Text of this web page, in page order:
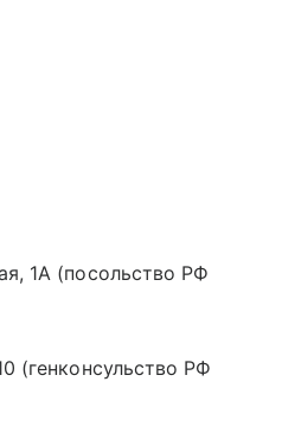
1А (посольство РФ
(генконсульство РФ